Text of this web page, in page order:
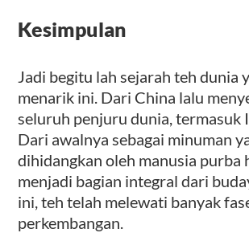
Kesimpulan
Jadi begitu lah sejarah teh dunia
menarik ini. Dari China lalu
seluruh penjuru dunia, termasuk
Dari awalnya sebagai minuman
dihidangkan oleh manusia purba
menjadi bagian integral dari
ini, teh telah melewati banyak
perkembangan.